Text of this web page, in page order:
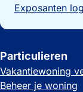
Exposanten
Particulieren
Vakantiewoning
Beheer je woning